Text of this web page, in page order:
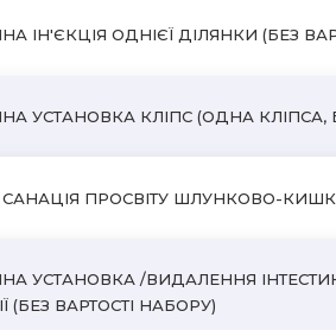
ІН'ЄКЦІЯ ОДНІЄЇ ДІЛЯНКИ (БЕЗ
УСТАНОВКА КЛІПС (ОДНА КЛІПСА,
ПРОСВІТУ ШЛУНКОВО-
УСТАНОВКА /ВИДАЛЕННЯ
(БЕЗ ВАРТОСТІ НАБОРУ)